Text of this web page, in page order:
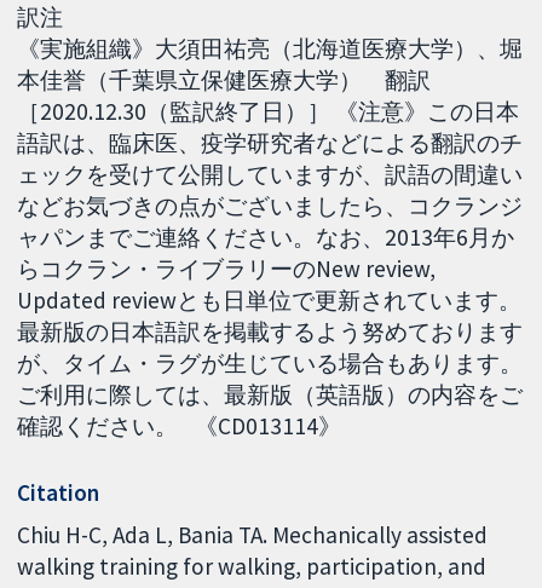
訳注
《実施組織》大須田祐亮（北海道医療大学）、堀
本佳誉（千葉県立保健医療大学） 翻訳
［2020.12.30（監訳終了日）］ 《注意》この日本
語訳は、臨床医、疫学研究者などによる翻訳のチ
ェックを受けて公開していますが、訳語の間違い
などお気づきの点がございましたら、コクランジ
ャパンまでご連絡ください。なお、2013年6月か
らコクラン・ライブラリーのNew review,
Updated reviewとも日単位で更新されています。
最新版の日本語訳を掲載するよう努めております
が、タイム・ラグが生じている場合もあります。
ご利用に際しては、最新版（英語版）の内容をご
確認ください。 《CD013114》
Citation
Chiu H-C, Ada L, Bania TA. Mechanically assisted
walking training for walking, participation, and